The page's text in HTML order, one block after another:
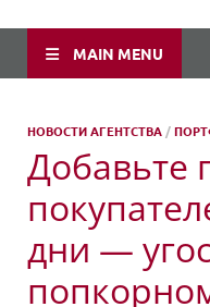
MAIN MENU
НОВОСТИ АГЕНТСТВА /
Добавьте
дни —